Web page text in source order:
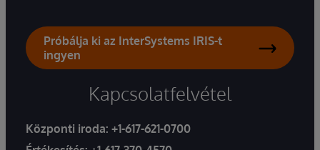
Próbálja ki az InterSystems IRIS-t
ingyen
Kapcsolatfelvétel
Központi iroda: +1-617-621-0700